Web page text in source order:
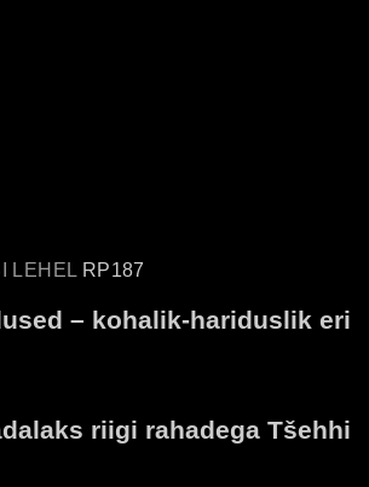
LEHEL RP187
– kohalik-hariduslik eri
riigi rahadega Tšehhi